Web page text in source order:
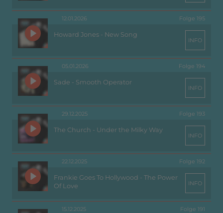
12.01.2026 Folge 195
Howard Jones - New Song
INFO
05.01.2026 Folge 194
Sade - Smooth Operator
INFO
29.12.2025 Folge 193
The Church - Under the Milky Way
INFO
22.12.2025 Folge 192
Frankie Goes To Hollywood - The Power
Of Love
INFO
15.12.2025 Folge 191